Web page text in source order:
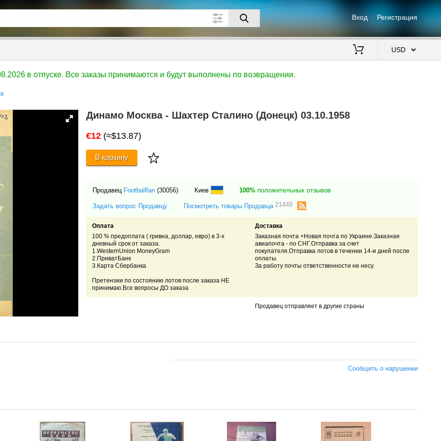
Вход Регистрация
в отпуске. Все заказы принимаются и будут выполнены по возвращении.
Динамо Москва - Шахтер Сталино (Донецк) 03.10.1958
€12 (≈$13.87)
В корзину
Продавец Footballfan (30056) Киев 100% положительных отзывов
Задать вопрос Продавцу Посмотреть товары Продавца 21449
Оплата
100 % предоплата ( гривна, доллар, евро) в 3-х
дневный срок от заказа.
1.WesternUnion MoneyGram
2.ПриватБанк
3.Карта Сбербанка
Претензии по состоянию лотов после заказа НЕ
принимаю.Все вопросы ДО заказа
Доставка
Заказная почта +Новая почта по Украине.Заказная
авиапочта - по СНГ.Отправка за счет
покупателя.Отправка лотов в течении 14-и дней после
оплаты.
За работу почты ответственности не несу.
Продавец отправляет в другие страны
Сообщить о нарушении